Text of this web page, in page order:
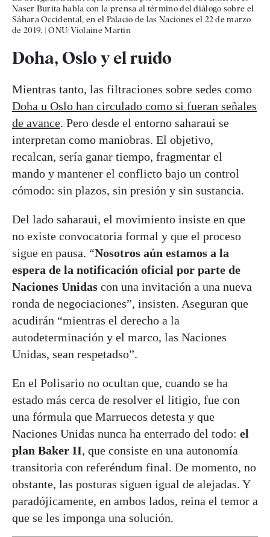
Naser Burita habla con la prensa al término del diálogo sobre el
Sáhara Occidental, en el Palacio de las Naciones el 22 de marzo
de 2019.
|ONU/Violaine Martin
Doha, Oslo y el ruido
Mientras tanto, las filtraciones sobre sedes como
Doha u Oslo han circulado como si fueran señales
de avance. Pero desde el entorno saharaui se
interpretan como maniobras. El objetivo,
recalcan, sería ganar tiempo, fragmentar el
mando y mantener el conflicto bajo un control
cómodo: sin plazos, sin presión y sin sustancia.
Del lado saharaui, el movimiento insiste en que
no existe convocatoria formal y que el proceso
sigue en pausa. “Nosotros aún estamos a la
espera de la notificación oficial por parte de
Naciones Unidas con una invitación a una nueva
ronda de negociaciones”, insisten. Aseguran que
acudirán “mientras el derecho a la
autodeterminación y el marco, las Naciones
Unidas, sean respetadso”.
En el Polisario no ocultan que, cuando se ha
estado más cerca de resolver el litigio, fue con
una fórmula que Marruecos detesta y que
Naciones Unidas nunca ha enterrado del todo: el
plan Baker II, que consiste en una autonomía
transitoria con referéndum final. De momento, no
obstante, las posturas siguen igual de alejadas. Y
paradójicamente, en ambos lados, reina el temor a
que se les imponga una solución.